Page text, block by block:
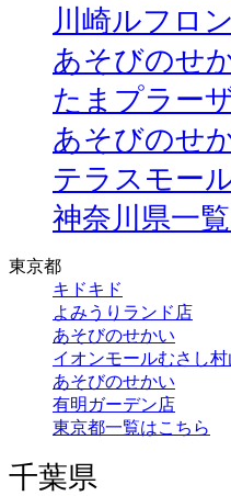
川崎ルフロ
あそびのせ
たまプラー
あそびのせ
テラスモー
神奈川県一
東京都
キドキド
よみうりランド店
あそびのせかい
イオンモールむさし
あそびのせかい
有明ガーデン店
東京都一覧はこちら
千葉県